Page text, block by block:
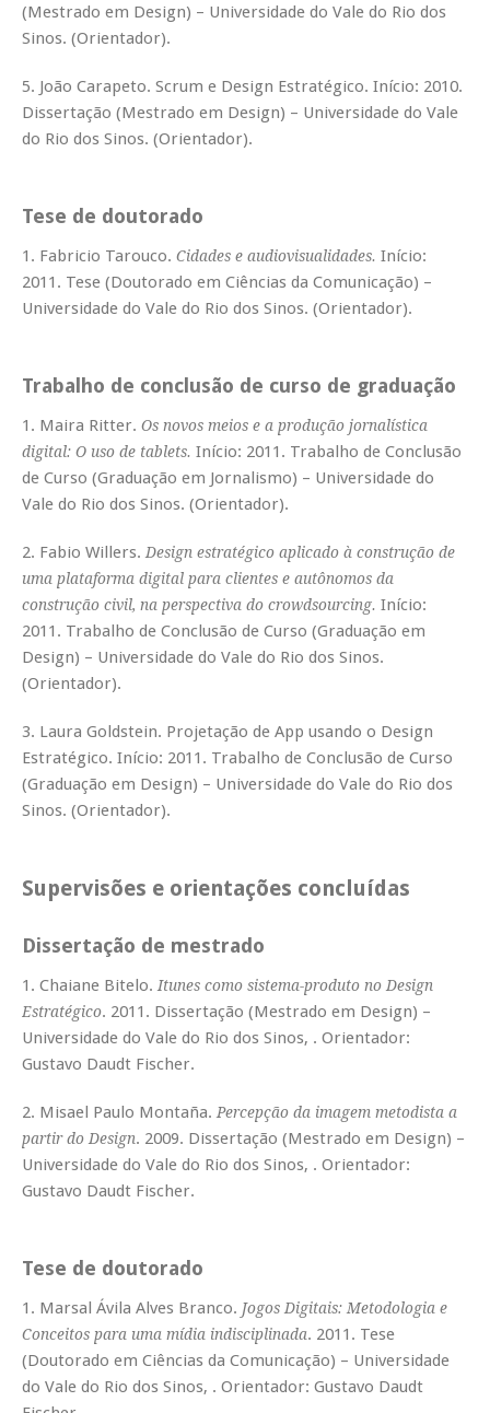
(Mestrado em Design) – Universidade do Vale do Rio dos
Sinos. (Orientador).
5. João Carapeto. Scrum e Design Estratégico. Início: 2010.
Dissertação (Mestrado em Design) – Universidade do Vale
do Rio dos Sinos. (Orientador).
Tese de doutorado
1. Fabricio Tarouco. Cidades e audiovisualidades. Início:
2011. Tese (Doutorado em Ciências da Comunicação) –
Universidade do Vale do Rio dos Sinos. (Orientador).
Trabalho de conclusão de curso de graduação
1. Maira Ritter. Os novos meios e a produção jornalística
digital: O uso de tablets. Início: 2011. Trabalho de Conclusão
de Curso (Graduação em Jornalismo) – Universidade do
Vale do Rio dos Sinos. (Orientador).
2. Fabio Willers. Design estratégico aplicado à construção de
uma plataforma digital para clientes e autônomos da
construção civil, na perspectiva do crowdsourcing. Início:
2011. Trabalho de Conclusão de Curso (Graduação em
Design) – Universidade do Vale do Rio dos Sinos.
(Orientador).
3. Laura Goldstein. Projetação de App usando o Design
Estratégico. Início: 2011. Trabalho de Conclusão de Curso
(Graduação em Design) – Universidade do Vale do Rio dos
Sinos. (Orientador).
Supervisões e orientações concluídas
Dissertação de mestrado
1. Chaiane Bitelo. Itunes como sistema-produto no Design
Estratégico. 2011. Dissertação (Mestrado em Design) –
Universidade do Vale do Rio dos Sinos, . Orientador:
Gustavo Daudt Fischer.
2. Misael Paulo Montaña. Percepção da imagem metodista a
partir do Design. 2009. Dissertação (Mestrado em Design) –
Universidade do Vale do Rio dos Sinos, . Orientador:
Gustavo Daudt Fischer.
Tese de doutorado
1. Marsal Ávila Alves Branco. Jogos Digitais: Metodologia e
Conceitos para uma mídia indisciplinada. 2011. Tese
(Doutorado em Ciências da Comunicação) – Universidade
do Vale do Rio dos Sinos, . Orientador: Gustavo Daudt